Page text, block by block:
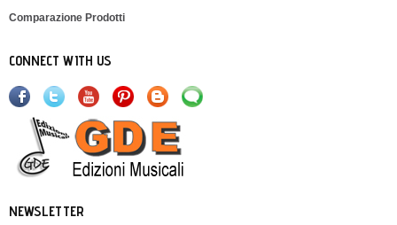
Comparazione Prodotti
CONNECT WITH US
NEWSLETTER